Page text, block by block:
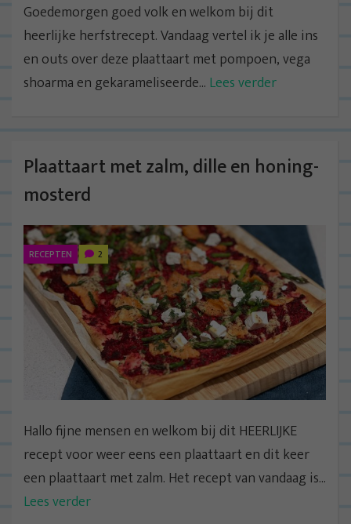
Goedemorgen goed volk en welkom bij dit
heerlijke herfstrecept. Vandaag vertel ik je alle ins
en outs over deze plaattaart met pompoen, vega
shoarma en gekarameliseerde... Lees verder
Plaattaart met zalm, dille en honing-
mosterd
RECEPTEN 2
Hallo fijne mensen en welkom bij dit HEERLIJKE
recept voor weer eens een plaattaart en dit keer
een plaattaart met zalm. Het recept van vandaag is...
Lees verder